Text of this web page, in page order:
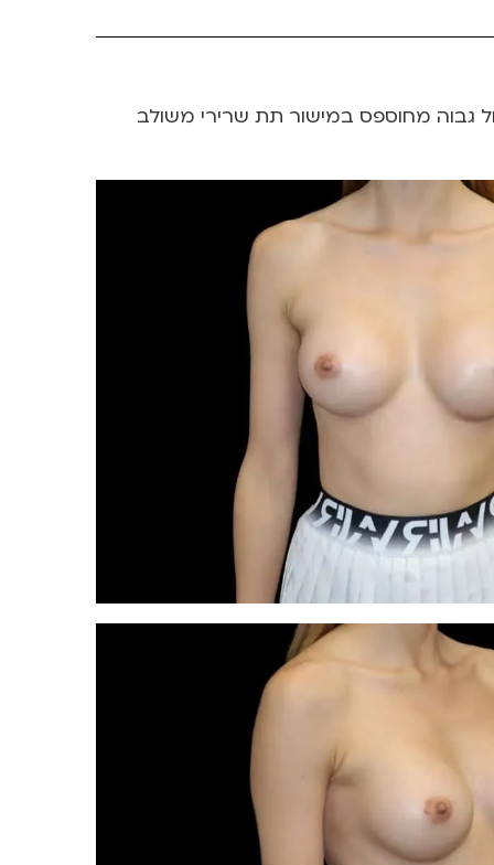
לפני וחודש אחרי ניתוח הגדלת חזה עם שתלים בנפח של 235 סמ”ק עגול גבוה מחוספס במישור תת שרירי משולב